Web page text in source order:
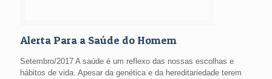
Alerta Para a Saúde do Homem
Setembro/2017 A saúde é um reflexo das nossas escolhas e
hábitos de vida. Apesar da genética e da hereditariedade terem